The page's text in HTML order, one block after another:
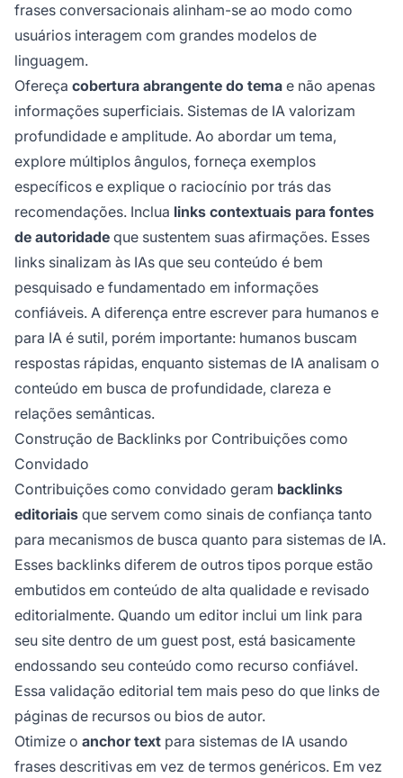
frases conversacionais alinham-se ao modo como
usuários interagem com grandes modelos de
linguagem.
Ofereça cobertura abrangente do tema e não apenas
informações superficiais. Sistemas de IA valorizam
profundidade e amplitude. Ao abordar um tema,
explore múltiplos ângulos, forneça exemplos
específicos e explique o raciocínio por trás das
recomendações. Inclua links contextuais para fontes
de autoridade que sustentem suas afirmações. Esses
links sinalizam às IAs que seu conteúdo é bem
pesquisado e fundamentado em informações
confiáveis. A diferença entre escrever para humanos e
para IA é sutil, porém importante: humanos buscam
respostas rápidas, enquanto sistemas de IA analisam o
conteúdo em busca de profundidade, clareza e
relações semânticas.
Construção de Backlinks por Contribuições como
Convidado
Contribuições como convidado geram backlinks
editoriais que servem como sinais de confiança tanto
para mecanismos de busca quanto para sistemas de IA.
Esses backlinks diferem de outros tipos porque estão
embutidos em conteúdo de alta qualidade e revisado
editorialmente. Quando um editor inclui um link para
seu site dentro de um guest post, está basicamente
endossando seu conteúdo como recurso confiável.
Essa validação editorial tem mais peso do que links de
páginas de recursos ou bios de autor.
Otimize o anchor text para sistemas de IA usando
frases descritivas em vez de termos genéricos. Em vez